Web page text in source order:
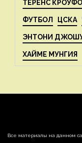
ТЕРЕНС
ФУТБОЛ ЦСКА
ЭНТОНИ
ХАЙМЕ МУНГИЯ
Все материалы на данном